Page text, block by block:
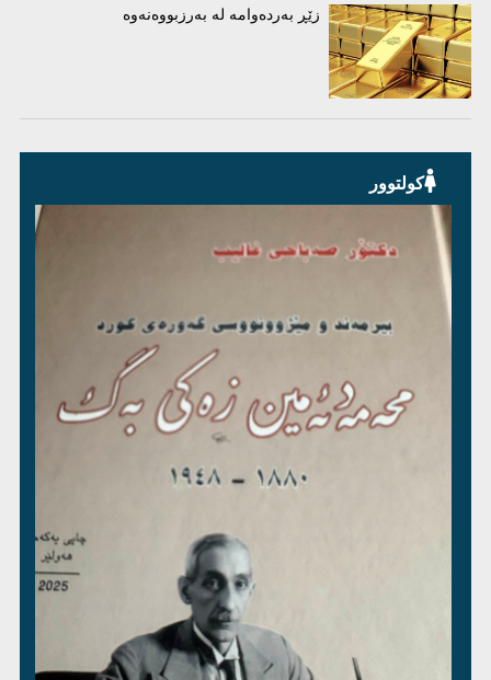
زێڕ بەردەوامە لە بەرزبووەنەوە
کولتوور